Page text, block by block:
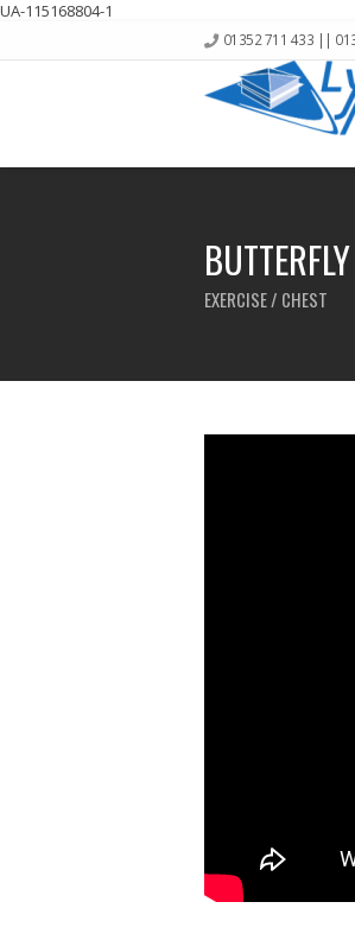
UA-115168804-1
01352 711 433 ||
EXERCISE / CHEST